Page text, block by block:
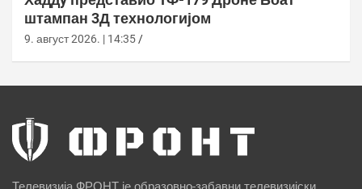
штампан 3Д технологијом
9. август 2026. | 14:35